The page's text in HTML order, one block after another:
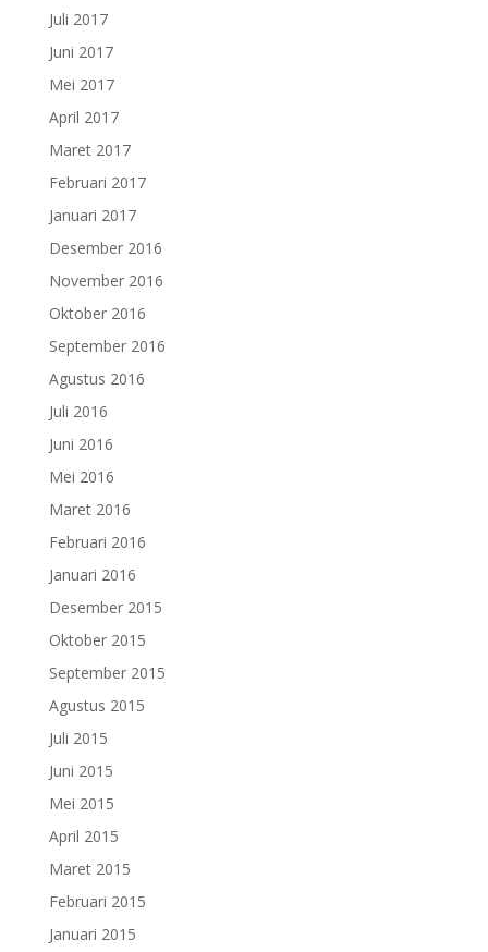
Juli 2017
Juni 2017
Mei 2017
April 2017
Maret 2017
Februari 2017
Januari 2017
Desember 2016
November 2016
Oktober 2016
September 2016
Agustus 2016
Juli 2016
Juni 2016
Mei 2016
Maret 2016
Februari 2016
Januari 2016
Desember 2015
Oktober 2015
September 2015
Agustus 2015
Juli 2015
Juni 2015
Mei 2015
April 2015
Maret 2015
Februari 2015
Januari 2015